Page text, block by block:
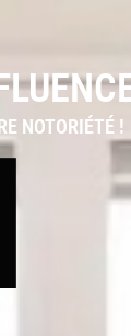
NOTORIÉTÉ !